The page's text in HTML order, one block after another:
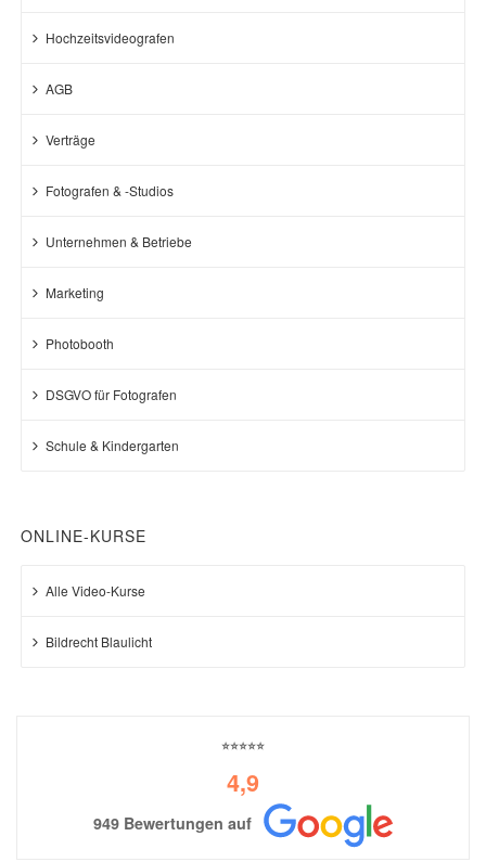
Hochzeitsvideografen
AGB
Verträge
Fotografen & -Studios
Unternehmen & Betriebe
Marketing
Photobooth
DSGVO für Fotografen
Schule & Kindergarten
ONLINE-KURSE
Alle Video-Kurse
Bildrecht Blaulicht
⭐⭐⭐⭐⭐
4,9
949 Bewertungen auf